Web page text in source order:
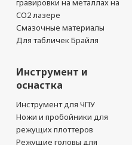
гравировки на металлах на
CO2 лазере
Смазочные материалы
Для табличек Брайля
Инструмент и
оснастка
Инструмент для ЧПУ
Ножи и пробойники для
режущих плоттеров
Режущие головы для